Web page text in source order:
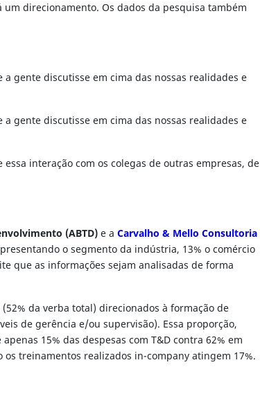
direcionamento. Os dados da pesquisa também
gente discutisse em cima das nossas realidades e
gente discutisse em cima das nossas realidades e
interação com os colegas de outras empresas, de
(ABTD)e a Carvalho & Mello Consultoria
o segmento da indústria, 13% o comércio
que as informações sejam analisadas de forma
da verba total) direcionados à formação de
de gerência e/ou supervisão). Essa proporção,
15% das despesas com T&D contra 62% em
treinamentos realizados in-company atingem 17%.